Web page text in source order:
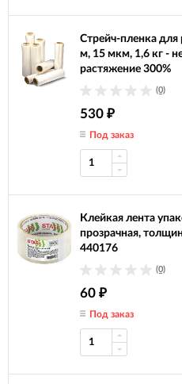
Стрейч-пленка для
м, 15 мкм, 1,6 кг -
растяжение 300%
(0)
530 ₽
Под заказ
Клейкая лента
прозрачная,
440176
(0)
60 ₽
Под заказ